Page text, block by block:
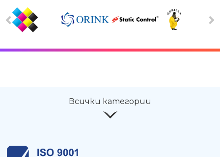
Всички категории